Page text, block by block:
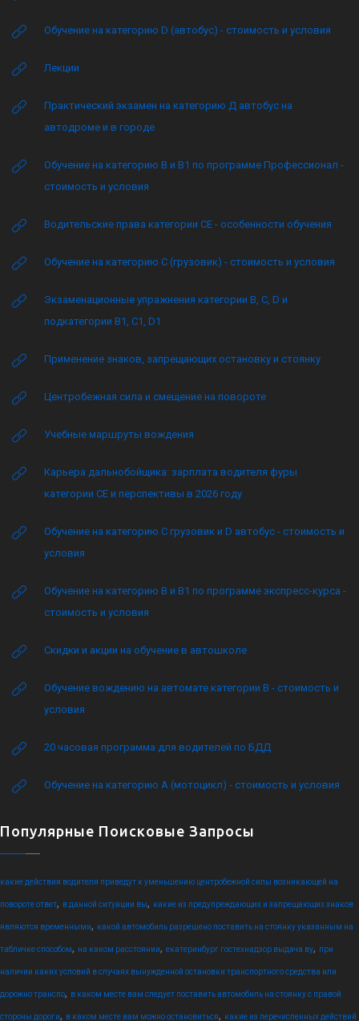
Обучение на категорию D (автобус) - стоимость и условия
Лекции
Практический экзамен на категорию Д автобус на
автодроме и в городе
Обучение на категорию B и B1 по программе Профессионал -
стоимость и условия
Водительские права категории CE - особенности обучения
Обучение на категорию C (грузовик) - стоимость и условия
Экзаменационные упражнения категории B, C, D и
подкатегории B1, C1, D1
Применение знаков, запрещающих остановку и стоянку
Центробежная сила и смещение на повороте
Учебные маршруты вождения
Карьера дальнобойщика: зарплата водителя фуры
категории CE и перспективы в 2026 году
Обучение на категорию C грузовик и D автобус - стоимость и
условия
Обучение на категорию B и B1 по программе экспресс-курса -
стоимость и условия
Скидки и акции на обучение в автошколе
Обучение вождению на автомате категории B - стоимость и
условия
20 часовая программа для водителей по БДД
Обучение на категорию А (мотоцикл) - стоимость и условия
Популярные Поисковые Запросы
какие действия водителя приведут к уменьшению центробежной силы возникающей на
повороте ответ, в данной ситуации вы, какие из предупреждающих и запрещающих знаков
являются временными, какой автомобиль разрешено поставить на стоянку указанным на
табличке способом, на каком расстоянии, екатеринбург гостехнадзор выдача ву, при
наличии каких условий в случаях вынужденной остановки транспортного средства или
дорожно транспо, в каком месте вам следует поставить автомобиль на стоянку с правой
стороны дороги, в каком месте вам можно остановиться, какие из перечисленных действий